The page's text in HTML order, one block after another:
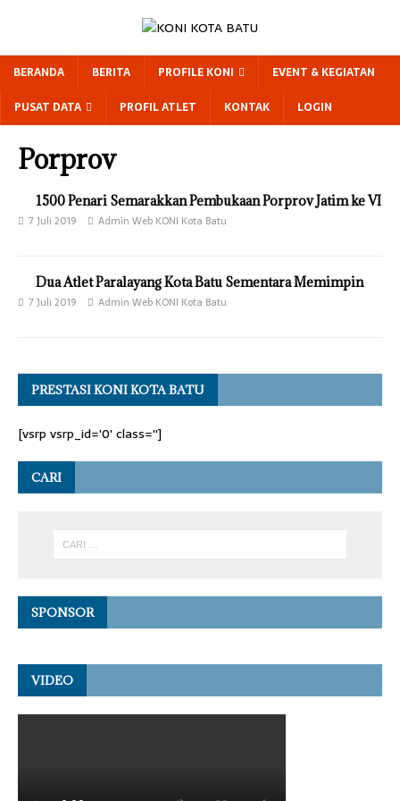
BERANDA BERITA PROFILE KONI
EVENT & KEGIATAN
PUSAT DATA
PROFIL ATLET KONTAK LOGIN
Porprov
1500 Penari Semarakkan Pembukaan Porprov Jatim ke VI
7 Juli 2019 Admin Web KONI Kota Batu
Dua Atlet Paralayang Kota Batu Sementara Memimpin
7 Juli 2019 Admin Web KONI Kota Batu
PRESTASI KONI KOTA BATU
[vsrp vsrp_id='0' class='']
CARI
SPONSOR
VIDEO